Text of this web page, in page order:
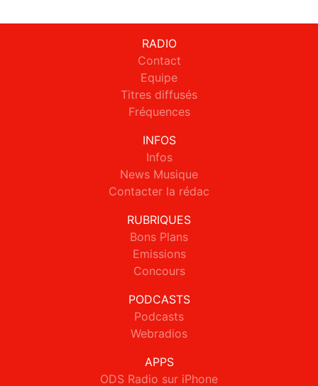
RADIO
Contact
Equipe
Titres diffusés
Fréquences
INFOS
Infos
News Musique
Contacter la rédac
RUBRIQUES
Bons Plans
Emissions
Concours
PODCASTS
Podcasts
Webradios
APPS
ODS Radio sur iPhone